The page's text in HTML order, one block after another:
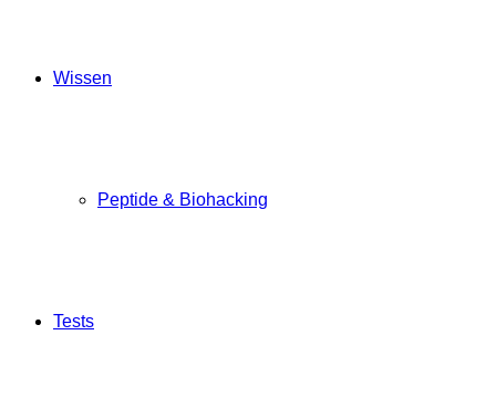
Wissen
Peptide & Biohacking
Tests